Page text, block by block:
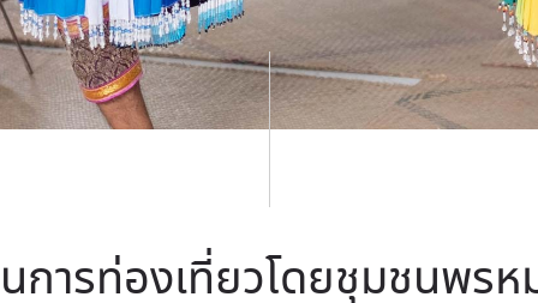
การท่องเที่ยวโดยชุมชนพรห